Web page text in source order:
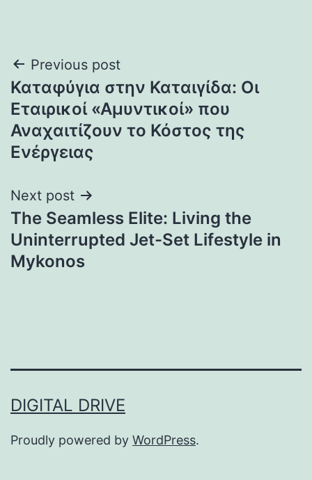
Post
navigation
Previous post
Καταφύγια στην Καταιγίδα: Οι
Εταιρικοί «Αμυντικοί» που
Αναχαιτίζουν το Κόστος της
Ενέργειας
Next post
The Seamless Elite: Living the
Uninterrupted Jet-Set Lifestyle in
Mykonos
DIGITAL DRIVE
Proudly powered by WordPress.